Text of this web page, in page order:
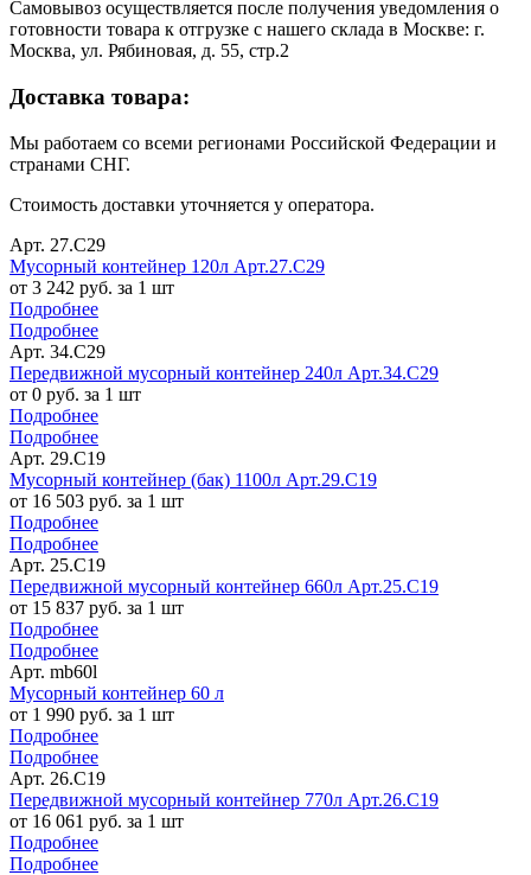
Самовывоз осуществляется после получения уведомления о
готовности товара к отгрузке с нашего склада в Москве: г.
Москва, ул. Рябиновая, д. 55, стр.2
Доставка товара:
Мы работаем со всеми регионами Российской Федерации и
странами СНГ.
Стоимость доставки уточняется у оператора.
Арт. 27.C29
Мусорный контейнер 120л Арт.27.C29
от 3 242 руб. за 1 шт
Подробнее
Подробнее
Арт. 34.C29
Передвижной мусорный контейнер 240л Арт.34.C29
от 0 руб. за 1 шт
Подробнее
Подробнее
Арт. 29.C19
Мусорный контейнер (бак) 1100л Арт.29.C19
от 16 503 руб. за 1 шт
Подробнее
Подробнее
Арт. 25.C19
Передвижной мусорный контейнер 660л Арт.25.C19
от 15 837 руб. за 1 шт
Подробнее
Подробнее
Арт. mb60l
Мусорный контейнер 60 л
от 1 990 руб. за 1 шт
Подробнее
Подробнее
Арт. 26.C19
Передвижной мусорный контейнер 770л Арт.26.C19
от 16 061 руб. за 1 шт
Подробнее
Подробнее